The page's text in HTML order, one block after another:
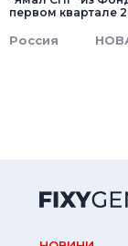
первом квартале
Россия